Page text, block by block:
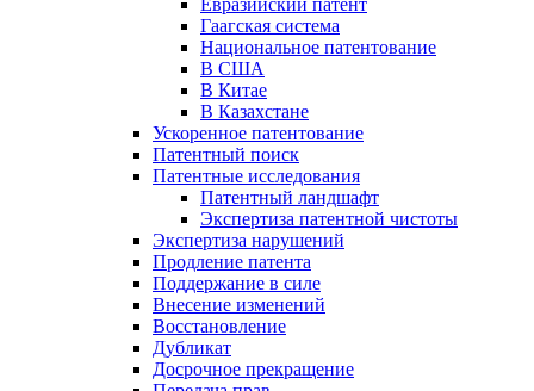
Евразийский патент
Гаагская система
Национальное патентование
В США
В Китае
В Казахстане
Ускоренное патентование
Патентный поиск
Патентные исследования
Патентный ландшафт
Экспертиза патентной чистоты
Экспертиза нарушений
Продление патента
Поддержание в силе
Внесение изменений
Восстановление
Дубликат
Досрочное прекращение